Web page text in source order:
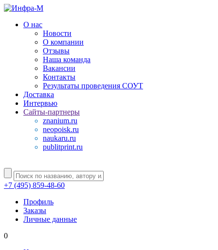
О нас
Новости
О компании
Отзывы
Наша команда
Вакансии
Контакты
Результаты проведения СОУТ
Доставка
Интервью
Сайты-партнеры
znanium.ru
neopoisk.ru
naukaru.ru
publitprint.ru
+7 (495) 859-48-60
Профиль
Заказы
Личные данные
0